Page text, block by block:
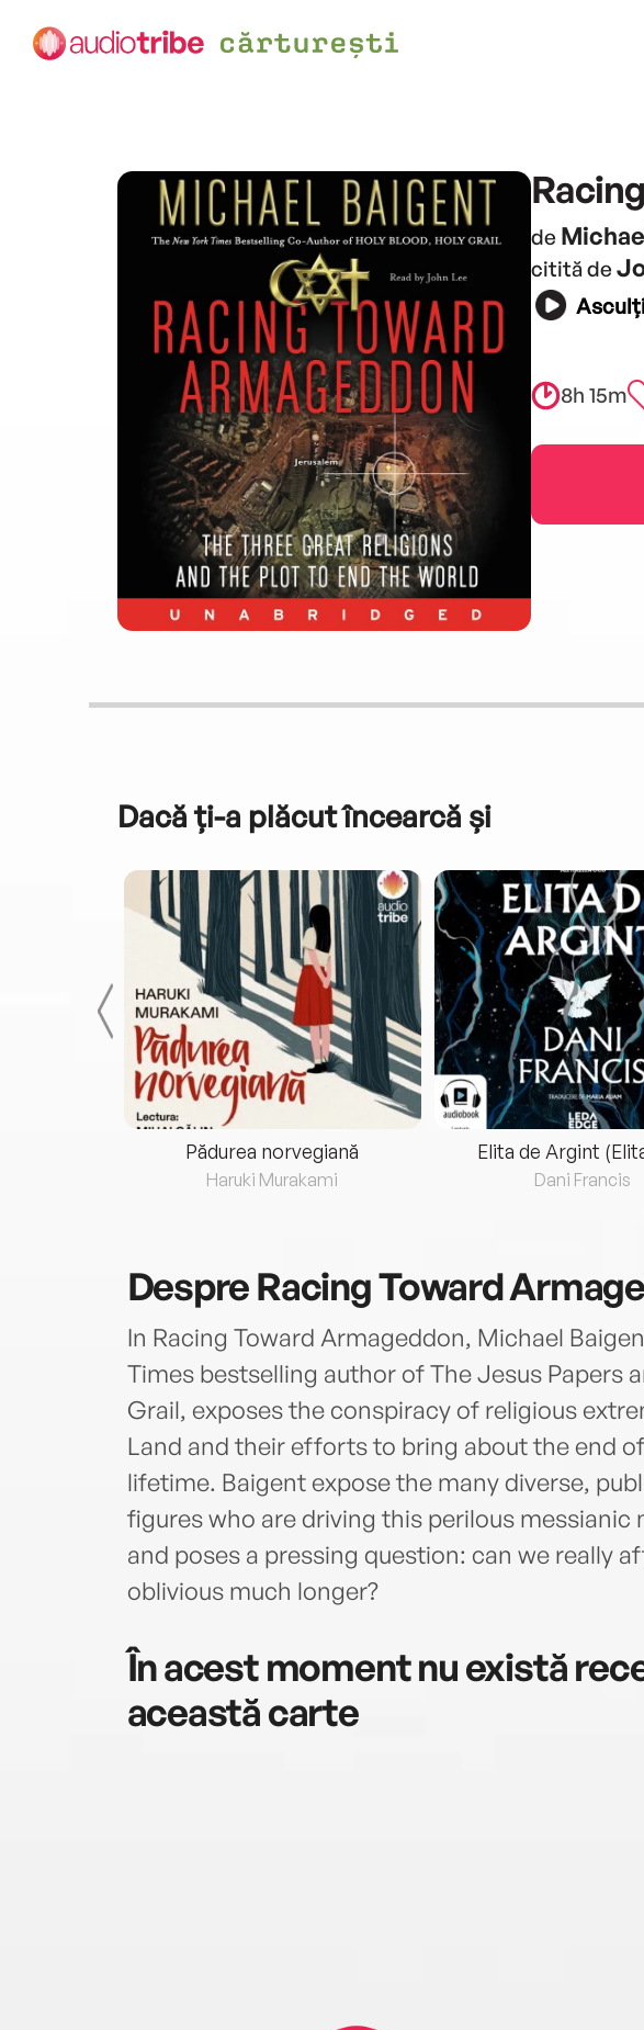
de
citită de
8h 15m
Dacă ți-a plăcut încearcă și
Pădurea norvegiană
Haruki Murakami
Elita de Argint
Dani Francis
DespreRacing Toward
In Racing Toward Armageddon, Michael
Times bestselling author of The Jesus Papers
Grail, exposes the conspiracy of religious
Land and their efforts to bring about the end
lifetime. Baigent expose the many diverse,
figures who are driving this perilous messianic
and poses a pressing question: can we really
oblivious much longer?
În acest moment nu există
această carte